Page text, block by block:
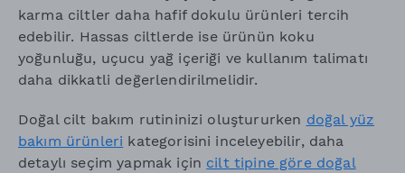
karma ciltler daha hafif dokulu ürünleri tercih
edebilir. Hassas ciltlerde ise ürünün koku
yoğunluğu, uçucu yağ içeriği ve kullanım talimatı
daha dikkatli değerlendirilmelidir.
Doğal cilt bakım rutininizi oluştururken doğal yüz
bakım ürünleri kategorisini inceleyebilir, daha
detaylı seçim yapmak için cilt tipine göre doğal